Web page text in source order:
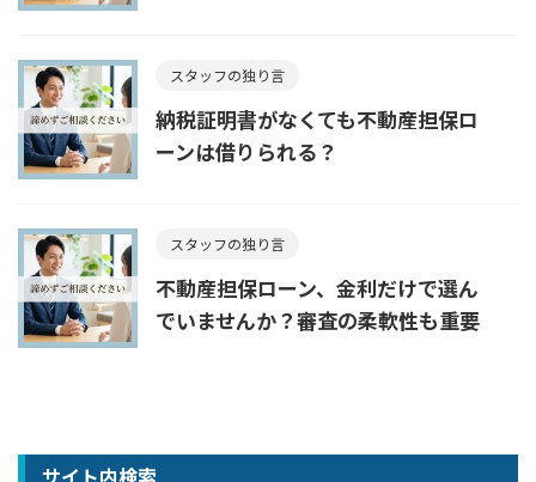
スタッフの独り言
納税証明書がなくても不動産担保ロ
ーンは借りられる？
スタッフの独り言
不動産担保ローン、金利だけで選ん
でいませんか？審査の柔軟性も重要